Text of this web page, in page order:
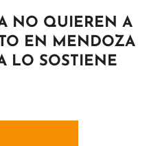
NO QUIEREN A
EN MENDOZA
LO SOSTIENE